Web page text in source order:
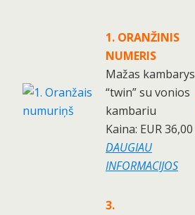
1. ORANŽINIS
NUMERIS
Mažas kambarys
“twin” su vonios
kambariu
Kaina: EUR 36,00
DAUGIAU
INFORMACIJOS
3.